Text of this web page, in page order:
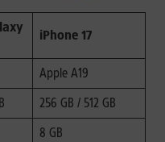
iPhone 17
Apple A19
256 GB / 512 GB
8 GB